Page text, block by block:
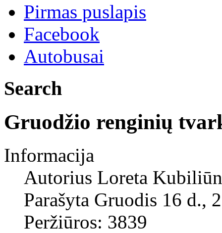
Pirmas puslapis
Facebook
Autobusai
Search
Gruodžio renginių
Informacija
Autorius Loreta
Parašyta Gruodis 16 d.,
Peržiūros: 3839